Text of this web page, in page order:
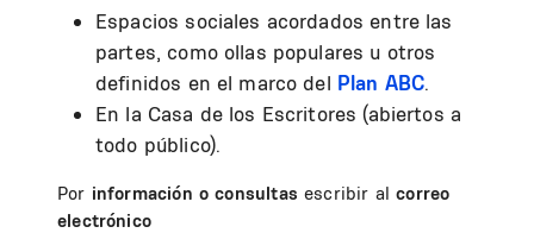
Espacios sociales acordados entre las
partes, como ollas populares u otros
definidos en el marco del Plan ABC.
En la Casa de los Escritores (abiertos a
todo público).
Por información o consultas escribir alcorreo
electrónico